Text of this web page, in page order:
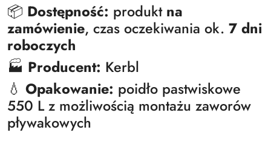
📦 Dostępność: produkt na
zamówienie, czas oczekiwania ok. 7 dni
roboczych
🏭 Producent: Kerbl
💧 Opakowanie: poidło pastwiskowe
550 L z możliwością montażu zaworów
pływakowych